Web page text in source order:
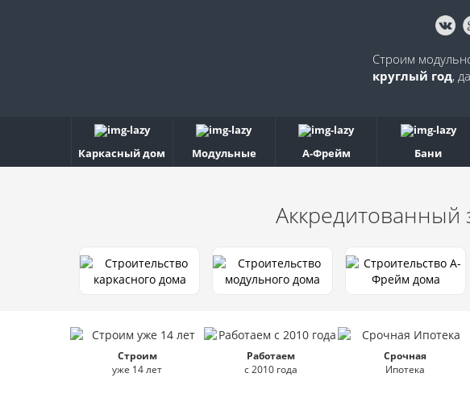
Строим
круглый год,
Каркасный дом Модульные А-Фрейм Бани
Аккредитованный
Строим
уже 14 лет
Работаем
с 2010 года
Срочная
Ипотека